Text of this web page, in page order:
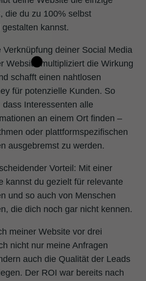
die du zu 100% selbst
kannst.
Verknüpfung deiner Social Media
Website multipliziert die Wirkung
schafft einen nahtlosen
für potenzielle Kunden. So
dass Interessenten alle
an einem Ort finden –
oder plattformspezifischen
ausgebremst zu werden.
Vorteil: Mit einer
kannst du gezielt für relevante
und so auch von Menschen
die dich noch gar nicht kennen.
meiner Website vor drei
nicht nur meine Anfragen
auch die Qualität der Leads
Der ROI war bereits nach